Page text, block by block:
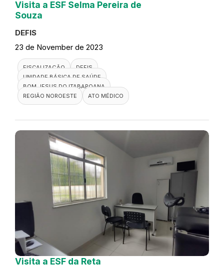
Visita a ESF Selma Pereira de
Souza
DEFIS
23 de November de 2023
FISCALIZAÇÃO
DEFIS
UNIDADE BÁSICA DE SAÚDE
BOM JESUS DO ITABAPOANA
REGIÃO NOROESTE
ATO MÉDICO
Visita a ESF da Reta